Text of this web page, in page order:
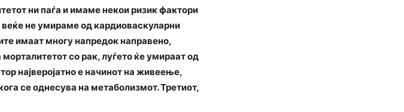
ни паѓа и имаме некои ризик фактори
не умираме од кардиоваскуларни
имаат многу напредок направено,
морталитетот со рак, луѓето ќе умираат од
најверојатно е начинот на живеење,
се однесува на метаболизмот. Третиот,